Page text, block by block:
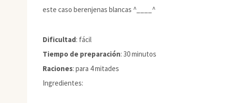
este caso berenjenas blancas ^____^
Dificultad: fácil
Tiempo de preparación: 30 minutos
Raciones: para 4 mitades
Ingredientes: